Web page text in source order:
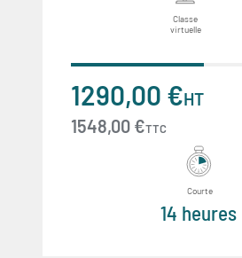
Classe
virtuelle
1290,00 €HT
1548,00 €TTC
Courte
14 heures